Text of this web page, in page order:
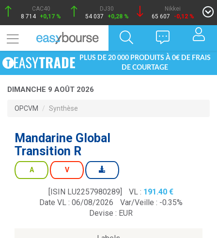
CAC40
8 714 +0,17 %
DJ30
54 037
+0,28 %
Nikkei
65 607
-0,12 %
PLUS DE 20 000 PRODUITS À 0€ DE FRAIS
DE COURTAGE
DIMANCHE 9 AOÛT 2026
OPCVM Synthèse
Mandarine Global
Transition R
A V
[ISIN LU2257980289] VL : 191.40
Date VL : 06/08/2026
Var/Veille : -0.35%
Devise : EUR